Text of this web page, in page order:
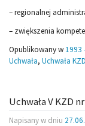
– regionalnej
– zwiększenia
Opublikowany w 1993
Uchwała, Uchwała KZD
Uchwała V KZD
Napisany w dniu